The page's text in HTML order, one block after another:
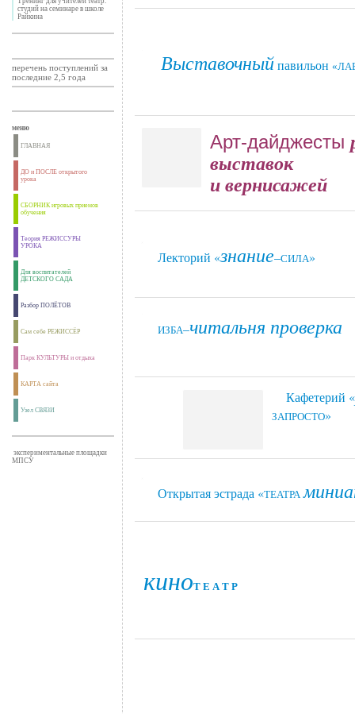
студий на семинаре в школе
Райкина
перечень поступлений за
последние 2,5 года
меню
ГЛАВНАЯ
ДО и ПОСЛЕ открытого
урока
СБОРНИК игровых приемов
обучения
Теория РЕЖИССУРЫ
УРОКА
Для воспитателей
ДЕТСКОГО САДА
Разбор ПОЛЁТОВ
Сам себе РЕЖИССЁР
Парк КУЛЬТУРЫ и отдыха
КАРТА сайта
Узел СВЯЗИ
экспериментальные площадки
МПСУ
Выставочный павильон
Арт-дайджесты
выставок
и вернисажей
Лекторий «знание–СИЛА»
ИЗБА–читальня проверка
Кафетерий «
ЗАПРОСТО»
Открытая эстрада «ТЕАТРА
киноТ Е А Т Р